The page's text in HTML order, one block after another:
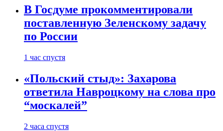
В Госдуме прокомментировали
поставленную Зеленскому задачу
по России
1 час спустя
«Польский стыд»: Захарова
ответила Навроцкому на слова про
“москалей”
2 часа спустя